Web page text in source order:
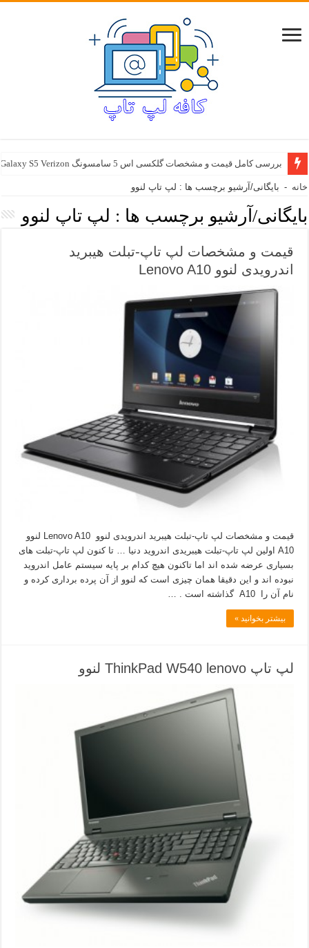
بررسی کامل قیمت و مشخصات گلکسی اس 5 سامسونگ Samsung Galaxy S5 Verizon
خانه - بایگانی/آرشیو برچسب ها : لپ تاپ لنوو
بایگانی/آرشیو برچسب ها : لپ تاپ لنوو
قیمت و مشخصات لپ تاپ-تبلت هیبرید
اندرویدی لنوو Lenovo A10
قیمت و مشخصات لپ تاپ-تبلت هیبرید اندرویدی لنوو Lenovo A10 لنوو
A10 اولین لپ تاپ-تبلت هیبریدی اندروید دنیا … تا کنون لپ تاپ-تبلت های
بسیاری عرضه شده اند اما تاکنون هیچ کدام بر پایه سیستم عامل اندروید
نبوده اند و این دقیقا همان چیزی است که لنوو از آن پرده برداری کرده و
نام آن را A10 گذاشته است . …
بیشتر بخوانید »
لپ تاپ ThinkPad W540 lenovo لنوو